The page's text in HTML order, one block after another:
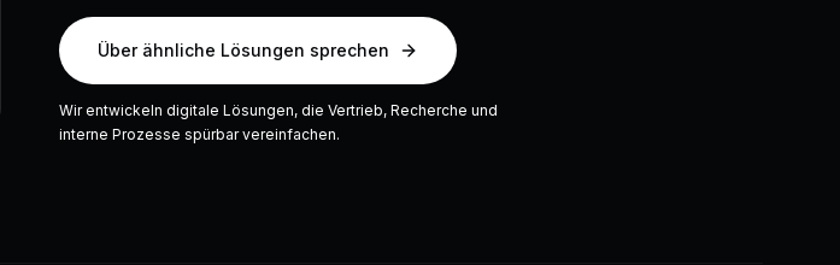
Über ähnliche Lösungen sprechen
Wir entwickeln digitale Lösungen, die Vertrieb, Recherche und
interne Prozesse spürbar vereinfachen.